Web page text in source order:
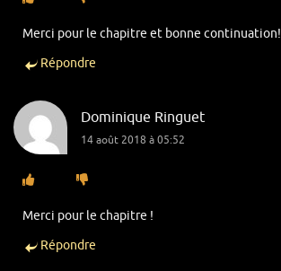
Merci pour le chapitre et bonne continuation!
Répondre
Dominique Ringuet
14 août 2018 à 05:52
Merci pour le chapitre !
Répondre